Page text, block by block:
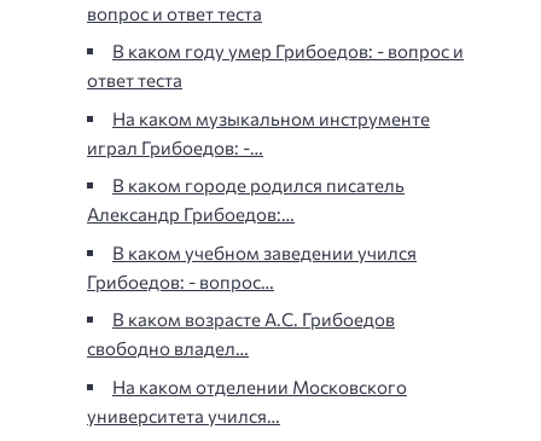
вопрос и ответ теста
В каком году умер Грибоедов: - вопрос и
ответ теста
На каком музыкальном инструменте
играл Грибоедов: -…
В каком городе родился писатель
Александр Грибоедов:…
В каком учебном заведении учился
Грибоедов: - вопрос…
В каком возрасте А.С. Грибоедов
свободно владел…
На каком отделении Московского
университета учился…